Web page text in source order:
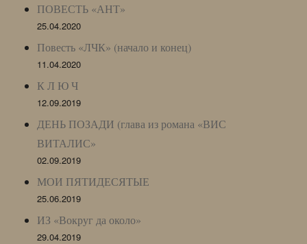
ПОВЕСТЬ «АНТ»
25.04.2020
Повесть «ЛЧК» (начало и конец)
11.04.2020
К Л Ю Ч
12.09.2019
ДЕНЬ ПОЗАДИ (глава из романа «ВИС
ВИТАЛИС»
02.09.2019
МОИ ПЯТИДЕСЯТЫЕ
25.06.2019
ИЗ «Вокруг да около»
29.04.2019